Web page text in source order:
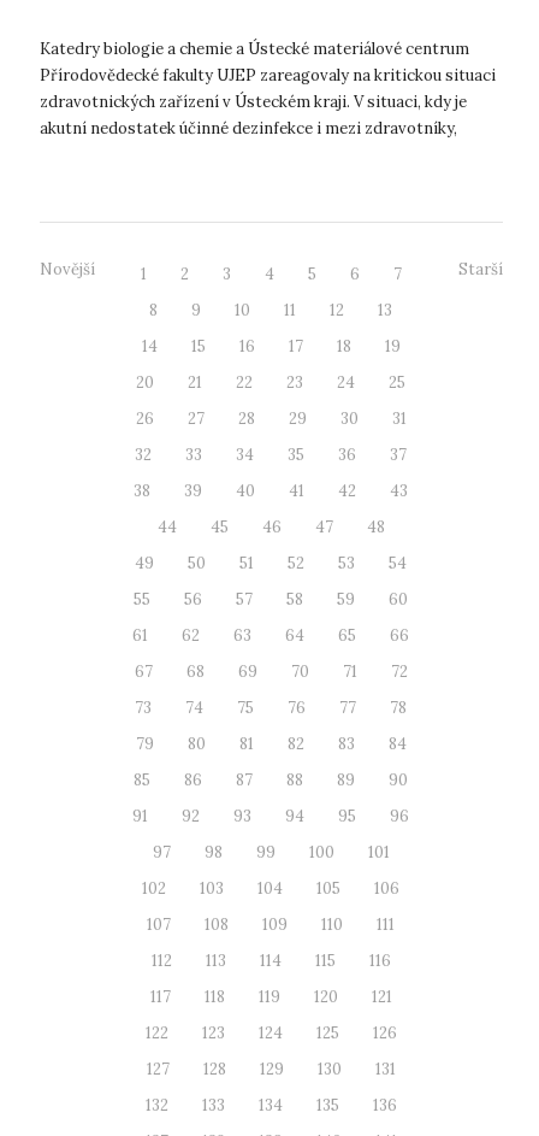
Katedry biologie a chemie a Ústecké materiálové centrum
Přírodovědecké fakulty UJEP zareagovaly na kritickou situaci
zdravotnických zařízení v Ústeckém kraji. V situaci, kdy je
akutní nedostatek účinné dezinfekce i mezi zdravotníky,
Novější 1 2 3 4 5 6
7
8
9 10 11 12
13
14
15 16 17 18
19
20
21 22 23 24
25
26
27 28 29 30
31
32
33 34 35 36
37
38
39 40 41 42
43
44
45 46 47
48
49
50 51 52 53
54
55
56 57 58 59
60
61
62 63 64 65
66
67
68 69 70 71
72
73
74 75 76 77
78
79
80 81 82 83
84
85
86 87 88 89
90
91
92 93 94 95
96
97
98 99 100
101
102
103 104 105
106
107
108 109 110
111
112
113 114 115
116
117
118 119 120
121
122
123 124 125
126
127
128 129 130
131
132
133 134 135
136
Starší